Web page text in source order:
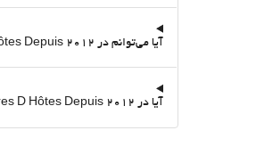
آیا می‌توانم در Demeure & Dépendance Chambres D Hôtes Depuis 2012 پارک کنم؟ آیا پارکینگ دارد؟
آیا در Demeure & Dépendance Chambres D Hôtes Depuis 2012 سرویس وای‌فای رایگان هست؟